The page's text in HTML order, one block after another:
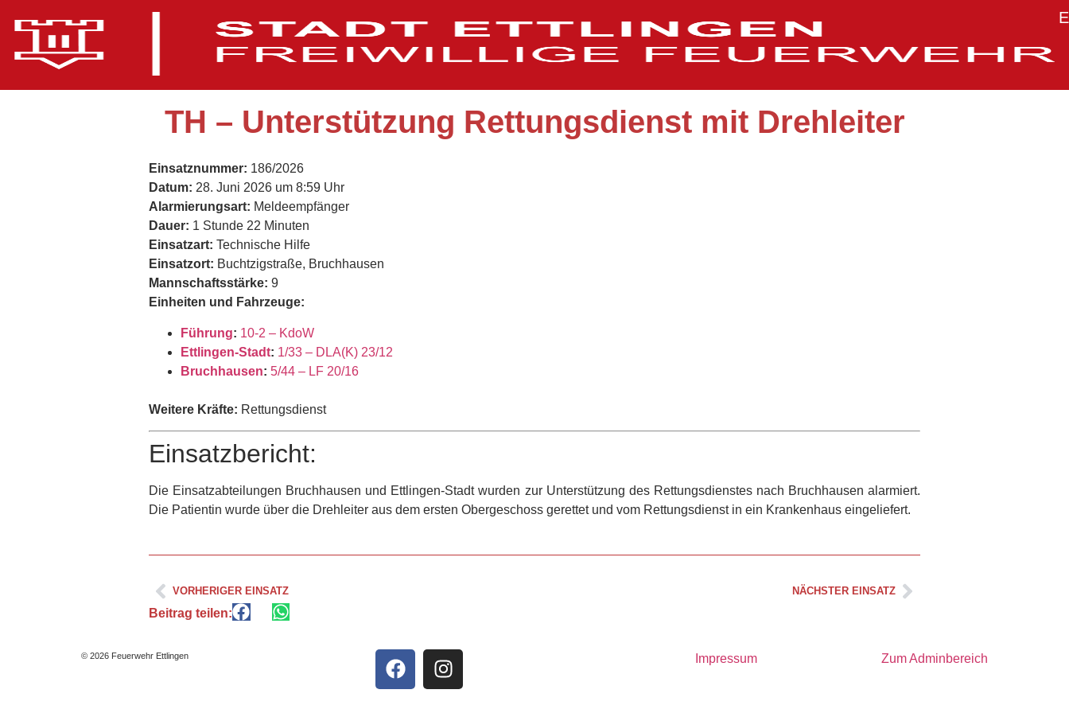
TH – Unterstützung Rettungsdienst mit Drehleiter
Einsatznummer: 186/2026
Datum: 28. Juni 2026 um 8:59 Uhr
Alarmierungsart: Meldeempfänger
Dauer: 1 Stunde 22 Minuten
Einsatzart: Technische Hilfe
Einsatzort: Buchtzigstraße, Bruchhausen
Mannschaftsstärke: 9
Einheiten und Fahrzeuge:
Führung: 10-2 – KdoW
Ettlingen-Stadt: 1/33 – DLA(K) 23/12
Bruchhausen: 5/44 – LF 20/16
Weitere Kräfte: Rettungsdienst
Einsatzbericht:
Die Einsatzabteilungen Bruchhausen und Ettlingen-Stadt wurden zur Unterstützung des Rettungsdienstes nach Bruchhausen alarmiert.
Die Patientin wurde über die Drehleiter aus dem ersten Obergeschoss gerettet und vom Rettungsdienst in ein Krankenhaus eingeliefert.
VORHERIGER EINSATZ NÄCHSTER EINSATZ
Beitrag teilen:
© 2026 Feuerwehr Ettlingen Impressum Zum Adminbereich